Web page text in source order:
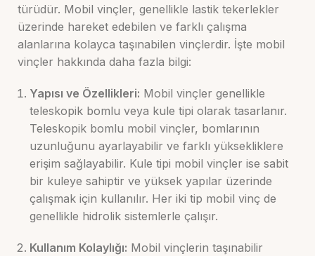
türüdür. Mobil vinçler, genellikle lastik tekerlekler
üzerinde hareket edebilen ve farklı çalışma
alanlarına kolayca taşınabilen vinçlerdir. İşte mobil
vinçler hakkında daha fazla bilgi:
Yapısı ve Özellikleri: Mobil vinçler genellikle
teleskopik bomlu veya kule tipi olarak tasarlanır.
Teleskopik bomlu mobil vinçler, bomlarının
uzunluğunu ayarlayabilir ve farklı yüksekliklere
erişim sağlayabilir. Kule tipi mobil vinçler ise sabit
bir kuleye sahiptir ve yüksek yapılar üzerinde
çalışmak için kullanılır. Her iki tip mobil vinç de
genellikle hidrolik sistemlerle çalışır.
Kullanım Kolaylığı: Mobil vinçlerin taşınabilir